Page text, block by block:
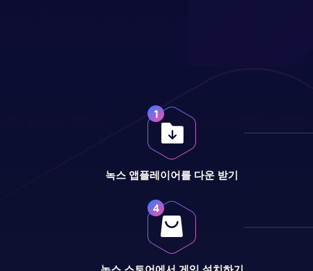
녹스 앱플레이어를 다운 받기